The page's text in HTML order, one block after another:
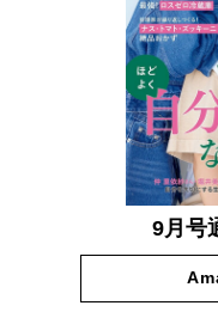
9月号